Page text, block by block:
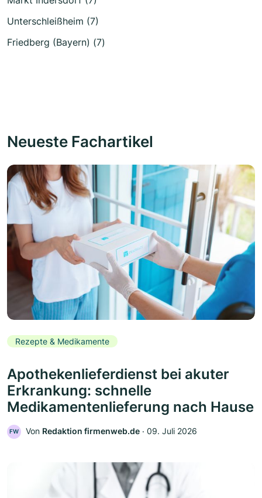
Unterschleißheim (7)
Friedberg (Bayern) (7)
Neueste Fachartikel
Rezepte & Medikamente
Apothekenlieferdienst bei akuter
Erkrankung: schnelle
Medikamentenlieferung nach Hause
FW Von Redaktion firmenweb.de ‧ 09. Juli 2026